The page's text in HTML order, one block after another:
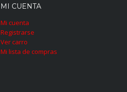
MI CUENTA
Mi cuenta
Registrarse
Ver carro
Mi lista de compras